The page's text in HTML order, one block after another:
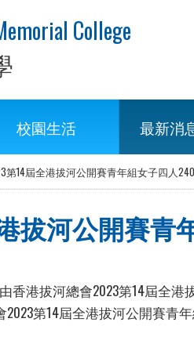
College
校園生活 最新消
第14屆全港拔河公開賽青年組女子四人
拔河公開賽青
香港拔河總會2023第14屆全
2023第14屆全港拔河公開賽青